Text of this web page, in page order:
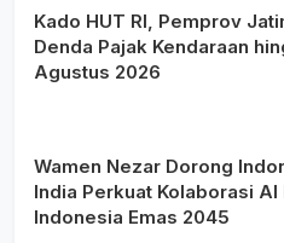
Kado HUT RI, Pemprov
Denda Pajak Kendaraan
Agustus 2026
Wamen Nezar Dorong
India Perkuat Kolaborasi AI
Indonesia Emas 2045